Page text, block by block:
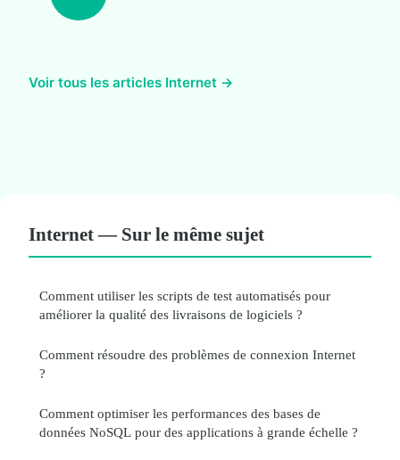
Voir tous les articles Internet →
Internet — Sur le même sujet
Comment utiliser les scripts de test automatisés pour
améliorer la qualité des livraisons de logiciels ?
Comment résoudre des problèmes de connexion Internet
?
Comment optimiser les performances des bases de
données NoSQL pour des applications à grande échelle ?